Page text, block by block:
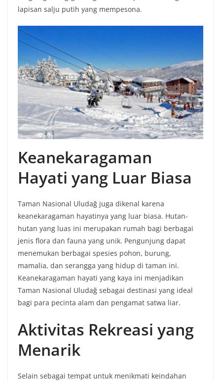
lapisan salju putih yang mempesona.
Keanekaragaman
Hayati yang Luar Biasa
Taman Nasional Uludağ juga dikenal karena
keanekaragaman hayatinya yang luar biasa. Hutan-
hutan yang luas ini merupakan rumah bagi berbagai
jenis flora dan fauna yang unik. Pengunjung dapat
menemukan berbagai spesies pohon, burung,
mamalia, dan serangga yang hidup di taman ini.
Keanekaragaman hayati yang kaya ini menjadikan
Taman Nasional Uludağ sebagai destinasi yang ideal
bagi para pecinta alam dan pengamat satwa liar.
Aktivitas Rekreasi yang
Menarik
Selain sebagai tempat untuk menikmati keindahan